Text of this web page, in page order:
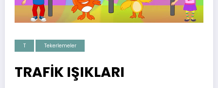
T Tekerlemeler
TRAFİK IŞIKLARI